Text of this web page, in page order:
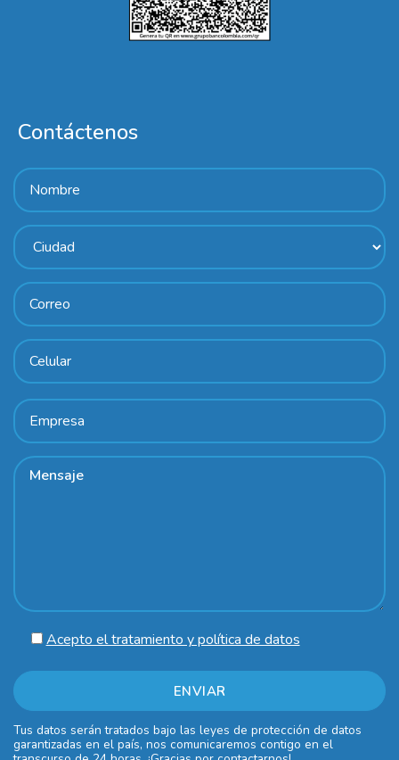
Contáctenos
Acepto el tratamiento y política de datos
Tus datos serán tratados bajo las leyes de protección de datos
garantizadas en el país, nos comunicaremos contigo en el